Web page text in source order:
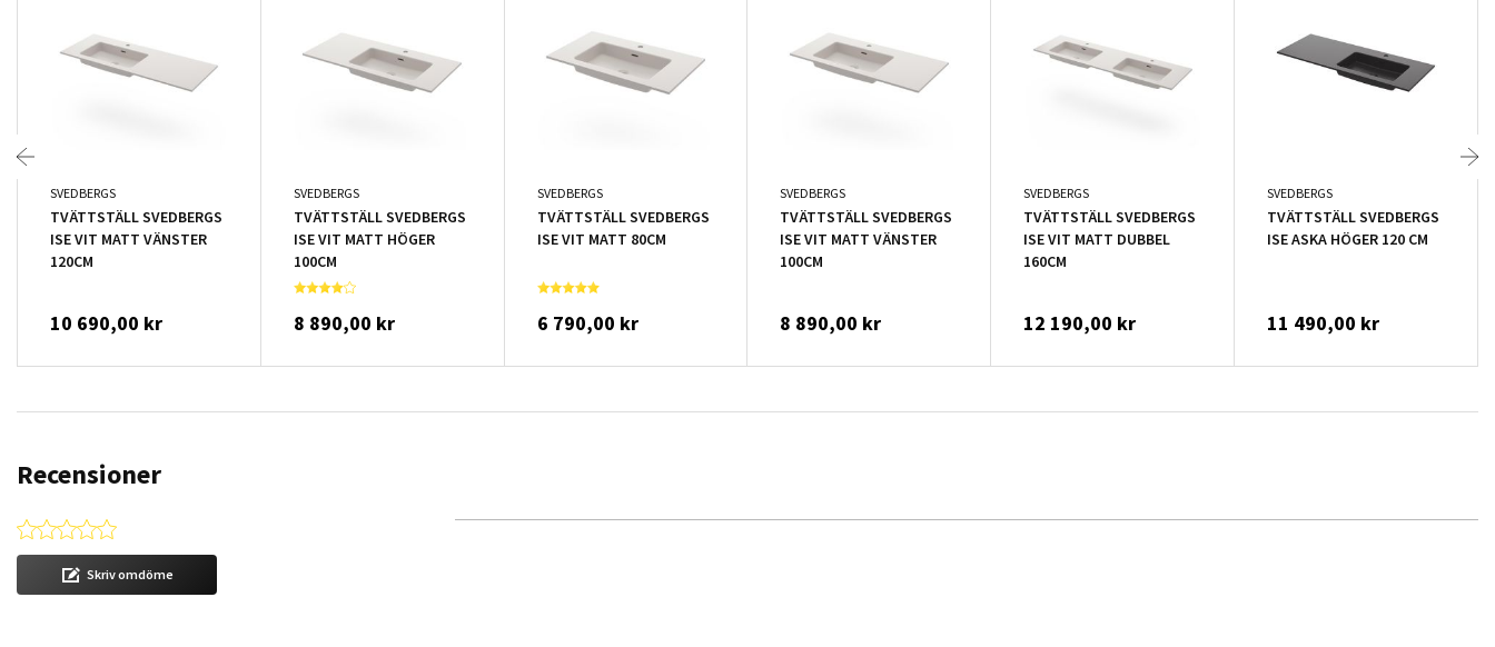
SVEDBERGS
TVÄTTSTÄLL SVEDBERGS
ISE VIT MATT VÄNSTER
120CM
10 690,00 kr
SVEDBERGS
TVÄTTSTÄLL SVEDBERGS
ISE VIT MATT HÖGER
100CM
8 890,00 kr
SVEDBERGS
TVÄTTSTÄLL SVEDBERGS
ISE VIT MATT 80CM
6 790,00 kr
SVEDBERGS
TVÄTTSTÄLL SVEDBERGS
ISE VIT MATT VÄNSTER
100CM
8 890,00 kr
SVEDBERGS
TVÄTTSTÄLL SVEDBERGS
ISE VIT MATT DUBBEL
160CM
12 190,00 kr
SVEDBERGS
TVÄTTSTÄLL SVEDBERGS
ISE ASKA HÖGER 120 CM
11 490,00 kr
Recensioner
0.0 star rating
Skriv omdöme